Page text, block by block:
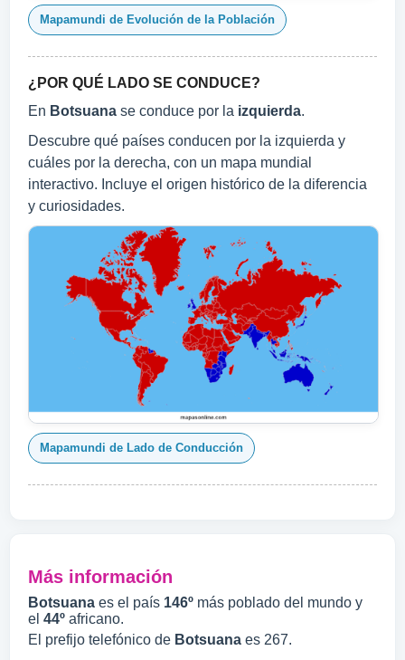
Mapamundi de Evolución de la Población
¿POR QUÉ LADO SE CONDUCE?
En Botsuana se conduce por la izquierda.
Descubre qué países conducen por la izquierda y
cuáles por la derecha, con un mapa mundial
interactivo. Incluye el origen histórico de la diferencia
y curiosidades.
Mapamundi de Lado de Conducción
Más información
Botsuana es el país 146º más poblado del mundo y
el 44º africano.
El prefijo telefónico de Botsuana es 267.